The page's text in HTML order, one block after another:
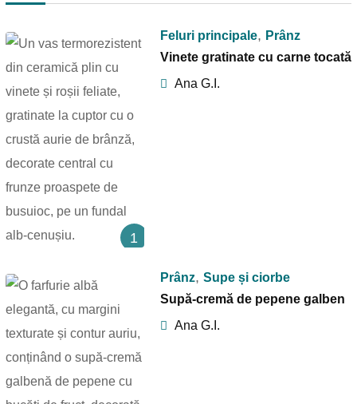
1
Feluri principale, Prânz
Vinete gratinate cu carne tocată
Ana G.I.
Prânz, Supe și ciorbe
Supă-cremă de pepene galben
Ana G.I.